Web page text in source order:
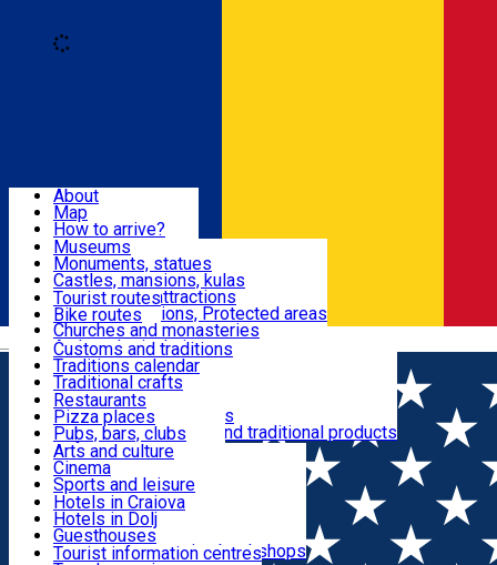
Română
Attractions
Routes
Customs, Traditions
Food & Drinks
Leisure & Fun
Accommodation
Useful
About
Map
How to arrive?
Recommendations
Tourist attractions
News
Museums
Monuments, statues
Castles, mansions, kulas
Architectural attractions
Natural attractions, Protected areas
Churches and monasteries
Archaeological sites
Parks and gardens
Tourist routes
Bike routes
Customs and traditions
Traditions calendar
Traditional crafts
Traditional cuisine
Wineries and vineyards
Local manufacturers and traditional products
Restaurants
Pizza places
Pubs, bars, clubs
Cafes and teahouses
Sweets and ice cream
Fast-food
Arts and culture
Cinema
Sports and leisure
Horse riding
Swimming pools
Zoo
Shopping, souvenirs, bookshops
Hotels in Craiova
Hotels in Dolj
Guesthouses
Villas
Tourist information centres